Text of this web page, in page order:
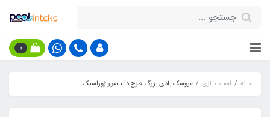
0
خانه اسباب بازی عروسک بادی بزرگ طرح دایناسور ژوراسیک